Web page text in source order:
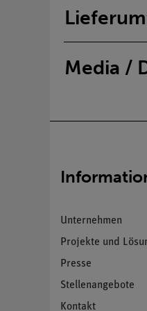
Media /
Unternehmen
Projekte und
Presse
Stellenangebote
Kontakt